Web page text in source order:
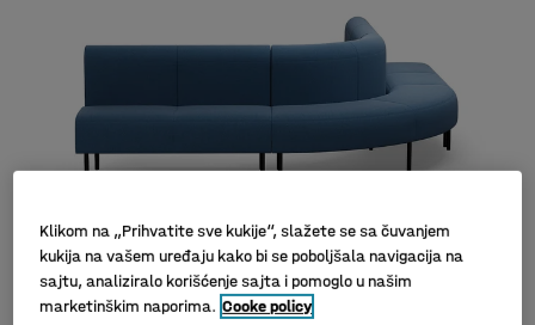
Klikom na „Prihvatite sve kukije“, slažete se sa čuvanjem
kukija na vašem uređaju kako bi se poboljšala navigacija na
sajtu, analiziralo korišćenje sajta i pomoglo u našim
marketinškim naporima. Cooke policy